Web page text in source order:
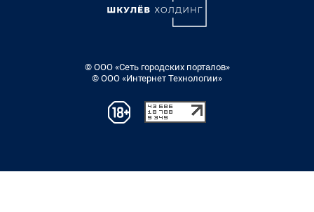
© ООО «Сеть городских порталов»
© ООО «Интернет Технологии»